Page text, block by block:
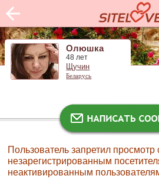
Олюшка
48 лет
Щучин
Беларусь
Пользователь запретил
незарегистрированным
неактивированным